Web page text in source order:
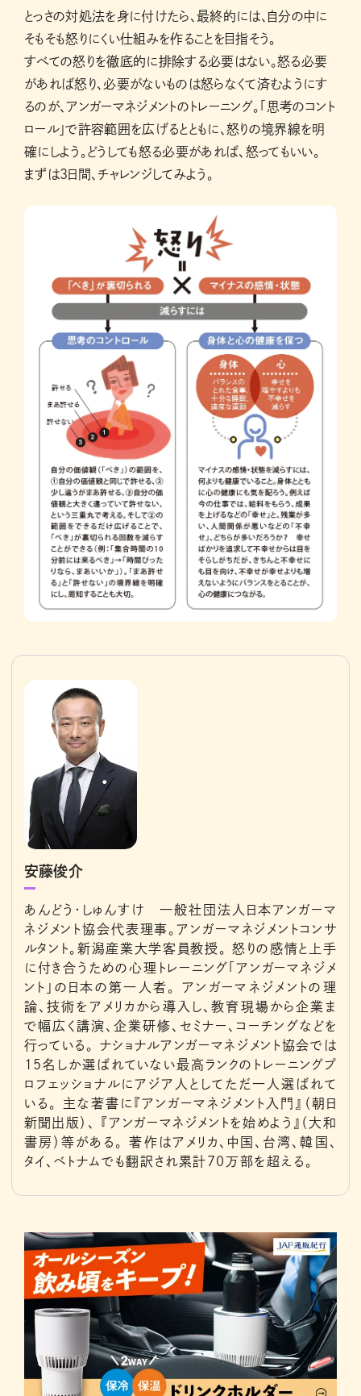
とっさの対処法を身に付けたら、最終的には、自分の中に
そもそも怒りにくい仕組みを作ることを目指そう。
すべての怒りを徹底的に排除する必要はない。怒る必要
があれば怒り、必要がないものは怒らなくて済むようにす
るのが、アンガーマネジメントのトレーニング。「思考のコント
ロール」で許容範囲を広げるとともに、怒りの境界線を明
確にしよう。どうしても怒る必要があれば、怒ってもいい。
まずは3日間、チャレンジしてみよう。
安藤俊介
あんどう・しゅんすけ 一般社団法人日本アンガーマ
ネジメント協会代表理事。アンガーマネジメントコンサ
ルタント。新潟産業大学客員教授。 怒りの感情と上手
に付き合うための心理トレーニング「アンガーマネジメ
ント」の日本の第一人者。 アンガーマネジメントの理
論、技術をアメリカから導入し、教育現場から企業ま
で幅広く講演、企業研修、セミナー、コーチングなどを
行っている。 ナショナルアンガーマネジメント協会では
15名しか選ばれていない最高ランクのトレーニングプ
ロフェッショナルにアジア人としてただ一人選ばれて
いる。 主な著書に『アンガーマネジメント入門』（朝日
新聞出版）、 『アンガーマネジメントを始めよう』（大和
書房）等がある。 著作はアメリカ、中国、台湾、韓国、
タイ、ベトナムでも翻訳され累計70万部を超える。